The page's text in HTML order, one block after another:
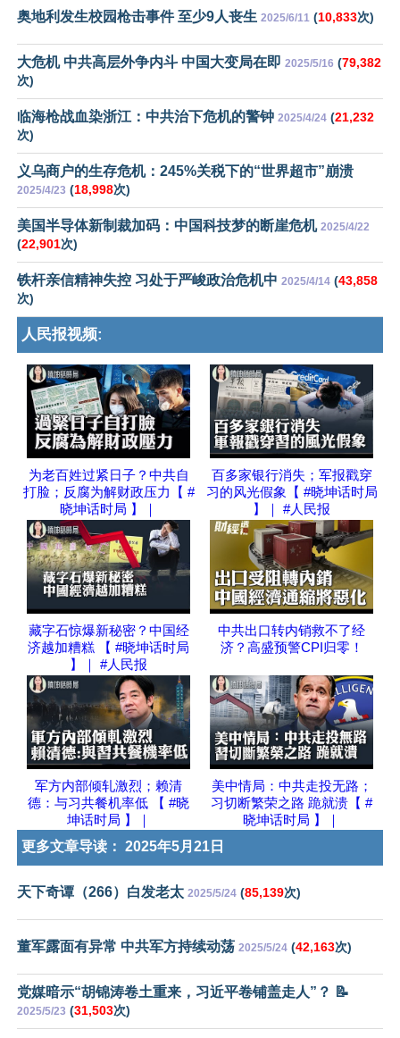
奥地利发生校园枪击事件 至少9人丧生 2025/6/11 (10,833次)
大危机 中共高层外争内斗 中国大变局在即 2025/5/16 (79,382
次)
临海枪战血染浙江：中共治下危机的警钟 2025/4/24 (21,232
次)
义乌商户的生存危机：245%关税下的“世界超市”崩溃
2025/4/23 (18,998次)
美国半导体新制裁加码：中国科技梦的断崖危机 2025/4/22
(22,901次)
铁杆亲信精神失控 习处于严峻政治危机中 2025/4/14 (43,858
次)
人民报视频:
为老百姓过紧日子？中共自
打脸；反腐为解财政压力【 #
晓坤话时局 】｜
百多家银行消失；军报戳穿
习的风光假象【 #晓坤话时局
】｜ #人民报
藏字石惊爆新秘密？中国经
济越加糟糕 【 #晓坤话时局
】｜ #人民报
中共出口转内销救不了经
济？高盛预警CPI归零！
军方内部倾轧激烈；赖清
德：与习共餐机率低 【 #晓
坤话时局 】｜
美中情局：中共走投无路；
习切断繁荣之路 跪就溃【 #
晓坤话时局 】｜
更多文章导读： 2025年5月21日
天下奇谭（266）白发老太 2025/5/24 (85,139次)
董军露面有异常 中共军方持续动荡 2025/5/24 (42,163次)
党媒暗示“胡锦涛卷土重来，习近平卷铺盖走人”？ 📝
2025/5/23 (31,503次)